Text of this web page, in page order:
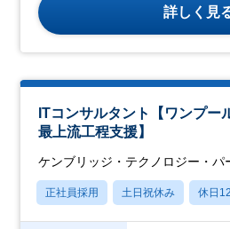
詳しく見
ITコンサルタント【ワンプー
最上流工程支援】
ケンブリッジ・テクノロジー・パ
正社員採用 土日祝休み 休日